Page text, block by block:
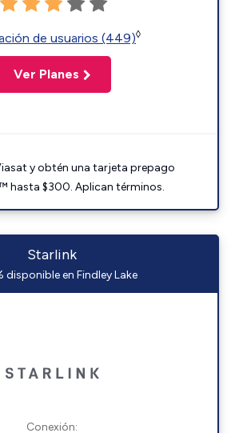
de usuarios (449)◊
Ver Planes
y obtén una tarjeta prepago
hasta $300. Aplican términos.
Starlink
disponible en Findley Lake
Conexión: